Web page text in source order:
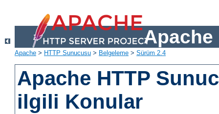
Apache
Apache > HTTP Sunucusu > Belgeleme > Sürüm 2.4
Apache HTTP
ilgili Konular